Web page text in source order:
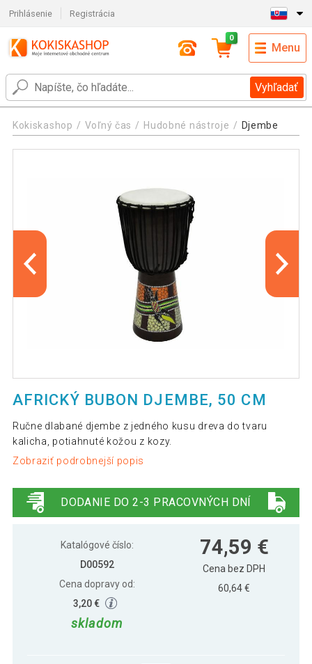
Prihlásenie Registrácia
Vyhľadať
0
Menu
Kokiskashop Voľný čas Hudobné nástroje Djembe
AFRICKÝ BUBON DJEMBE, 50 CM
Ručne dlabané djembe z jedného kusu dreva do tvaru
kalicha, potiahnuté kožou z kozy.
Zobraziť podrobnejší popis
DODANIE DO 2-3 PRACOVNÝCH DNÍ
Katalógové číslo:
D00592
Cena dopravy od:
3,20 €
skladom
74,59 €
Cena bez DPH
60,64 €